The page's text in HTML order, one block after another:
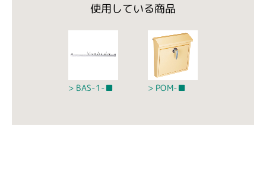
使用している商品
BAS-1-■ POM-■